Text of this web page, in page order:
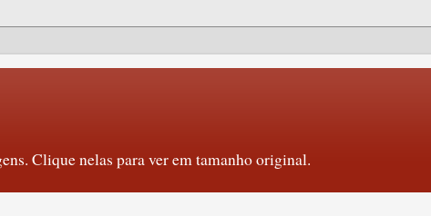
Clique nelas para ver em tamanho original.